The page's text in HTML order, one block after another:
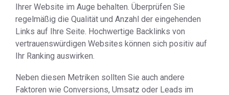
Ihrer Website im Auge behalten. Überprüfen Sie
regelmäßig die Qualität und Anzahl der eingehenden
Links auf Ihre Seite. Hochwertige Backlinks von
vertrauenswürdigen Websites können sich positiv auf
Ihr Ranking auswirken.
Neben diesen Metriken sollten Sie auch andere
Faktoren wie Conversions, Umsatz oder Leads im